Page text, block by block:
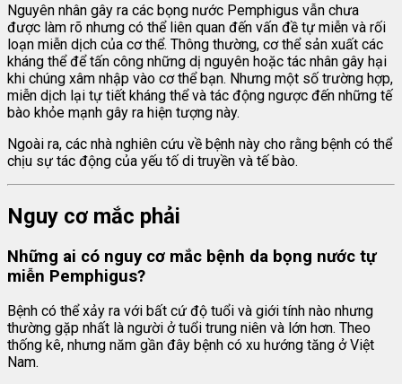
Nguyên nhân gây ra các bọng nước Pemphigus vẫn chưa
được làm rõ nhưng có thể liên quan đến vấn đề tự miễn và rối
loạn miễn dịch của cơ thể. Thông thường, cơ thể sản xuất các
kháng thể để tấn công những dị nguyên hoặc tác nhân gây hại
khi chúng xâm nhập vào cơ thể bạn. Nhưng một số trường hợp,
miễn dịch lại tự tiết kháng thể và tác động ngược đến những tế
bào khỏe mạnh gây ra hiện tượng này.
Ngoài ra, các nhà nghiên cứu về bệnh này cho rằng bệnh có thể
chịu sự tác động của yếu tố di truyền và tế bào.
Nguy cơ mắc phải
Những ai có nguy cơ mắc bệnh da bọng nước tự
miễn Pemphigus?
Bệnh có thể xảy ra với bất cứ độ tuổi và giới tính nào nhưng
thường gặp nhất là người ở tuổi trung niên và lớn hơn. Theo
thống kê, nhưng năm gần đây bệnh có xu hướng tăng ở Việt
Nam.